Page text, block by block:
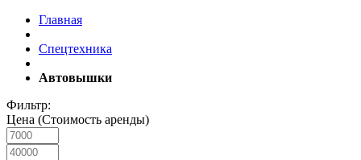
Главная
Спецтехника
Автовышки
Фильтр:
Цена (Стоимость аренды)